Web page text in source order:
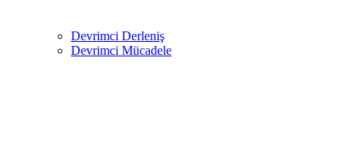
Devrimci Derleniş
Devrimci Mücadele